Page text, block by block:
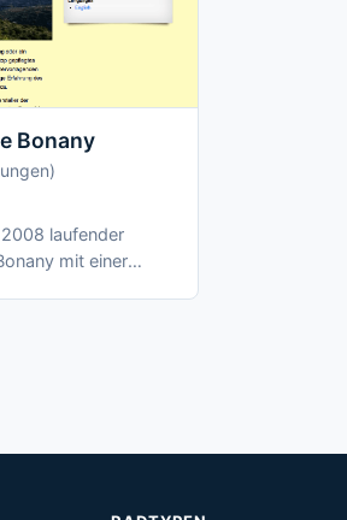
Bonany
laufender
mit einer